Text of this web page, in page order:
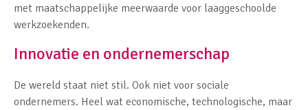
met maatschappelijke meerwaarde voor laaggeschoolde
werkzoekenden.
Innovatie en ondernemerschap
De wereld staat niet stil. Ook niet voor sociale
ondernemers. Heel wat economische, technologische, maar